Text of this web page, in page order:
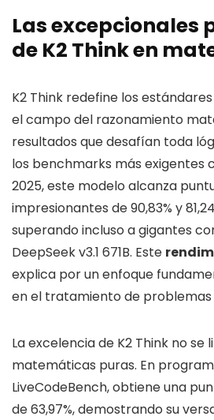
Las excepcionales
de K2 Think en
K2 Think redefine los
el campo del razonamiento
resultados que desafían toda
los benchmarks más exigentes
2025, este modelo alcanza
impresionantes de 90,83% y
superando incluso a gigantes
DeepSeek v3.1 671B. Este
explica por un enfoque
en el tratamiento de problemas
La excelencia de K2 Think no se
matemáticas puras. En
LiveCodeBench, obtiene una
de 63,97%, demostrando su